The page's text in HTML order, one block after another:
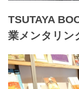
TSUTAYA
業メンタリン